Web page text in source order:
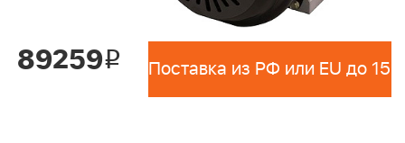
89259i